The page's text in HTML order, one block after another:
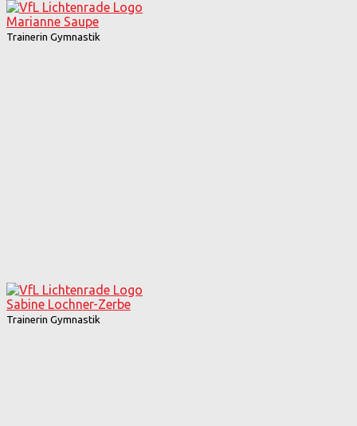
Marianne Saupe
Trainerin Gymnastik
Sabine Lochner-Zerbe
Trainerin Gymnastik